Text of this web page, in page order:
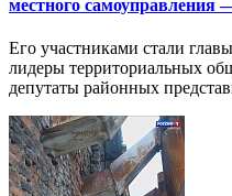
местного самоуправления
Его участниками стали
лидеры территориальных
депутаты районных